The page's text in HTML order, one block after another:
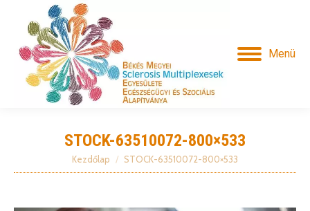
Menü
STOCK-63510072-800×533
Itt vagy:
Kezdőlap STOCK-63510072-800×533